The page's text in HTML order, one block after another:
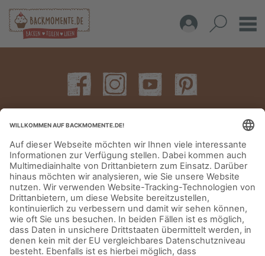
IMPRESSUM DATENSCHUTZERKLÄRUNG AGB KONTAKT